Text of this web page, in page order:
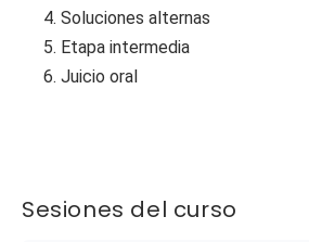
4. Soluciones alternas
5. Etapa intermedia
6. Juicio oral
Sesiones del curso